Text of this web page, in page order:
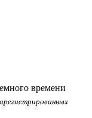
времени